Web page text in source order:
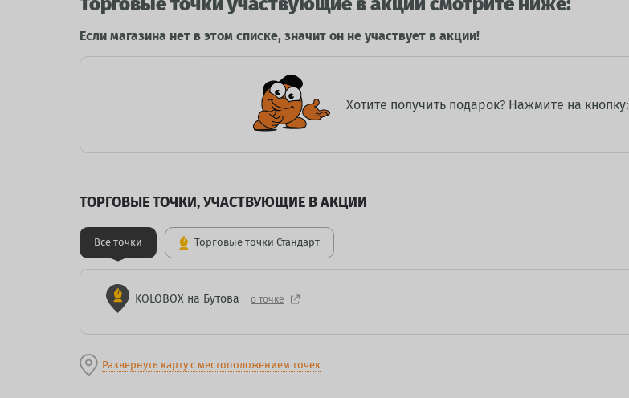
Если магазина нет в этом списке, значит он не участвует в акции!
Хотите получить подарок? Нажмите на кнопку:
ТОРГОВЫЕ ТОЧКИ, УЧАСТВУЮЩИЕ В АКЦИИ
Все точки Торговые точки Стандарт
KOLOBOX на Бутова о точке
Развернуть карту с местоположением точек